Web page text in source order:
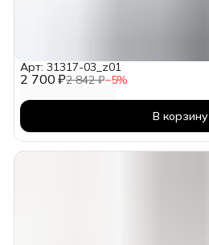
2 700 ₽2 842 ₽−5%
Арт: 31317-03_z01
В корзину